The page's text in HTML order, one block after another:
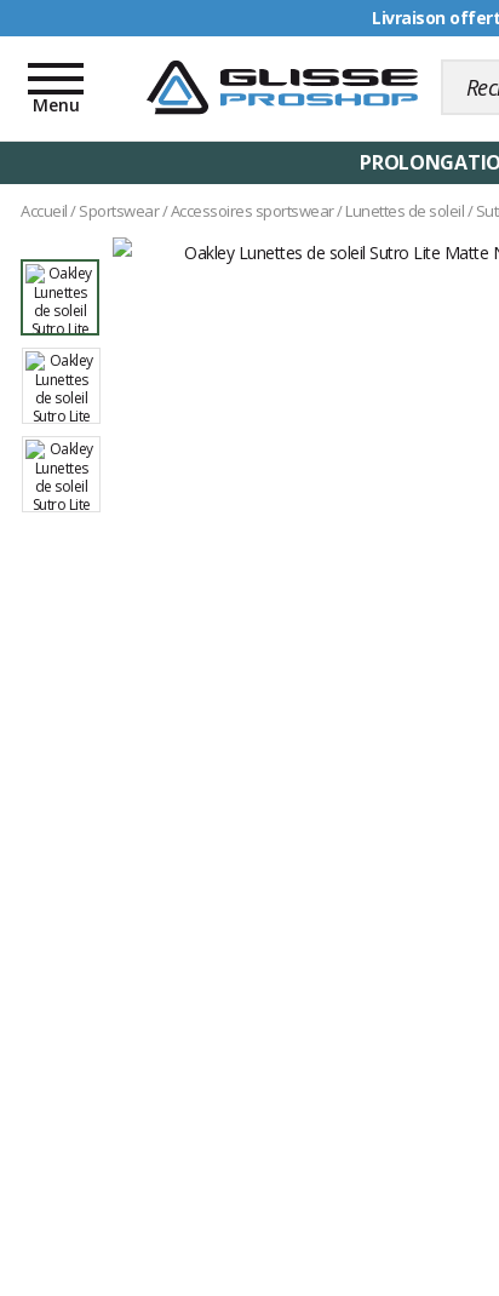
Livraison
Toggle
navigation
Menu
Accueil/Sportswear/Accessoires sportswear/Lunettes de soleil/